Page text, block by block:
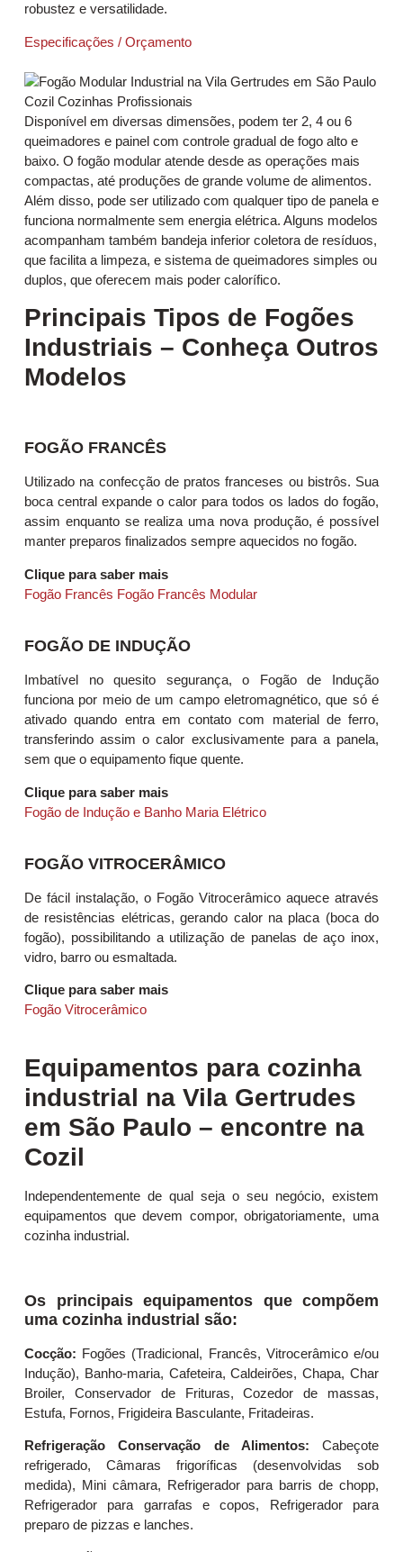
robustez e versatilidade.
Especificações / Orçamento
Disponível em diversas dimensões, podem ter 2, 4 ou 6
queimadores e painel com controle gradual de fogo alto e
baixo. O fogão modular atende desde as operações mais
compactas, até produções de grande volume de alimentos.
Além disso, pode ser utilizado com qualquer tipo de panela e
funciona normalmente sem energia elétrica. Alguns modelos
acompanham também bandeja inferior coletora de resíduos,
que facilita a limpeza, e sistema de queimadores simples ou
duplos, que oferecem mais poder calorífico.
Principais Tipos de Fogões
Industriais – Conheça Outros
Modelos
FOGÃO FRANCÊS
Utilizado na confecção de pratos franceses ou bistrôs. Sua
boca central expande o calor para todos os lados do fogão,
assim enquanto se realiza uma nova produção, é possível
manter preparos finalizados sempre aquecidos no fogão.
Clique para saber mais
Fogão Francês Fogão Francês Modular
FOGÃO DE INDUÇÃO
Imbatível no quesito segurança, o Fogão de Indução
funciona por meio de um campo eletromagnético, que só é
ativado quando entra em contato com material de ferro,
transferindo assim o calor exclusivamente para a panela,
sem que o equipamento fique quente.
Clique para saber mais
Fogão de Indução e Banho Maria Elétrico
FOGÃO VITROCERÂMICO
De fácil instalação, o Fogão Vitrocerâmico aquece através
de resistências elétricas, gerando calor na placa (boca do
fogão), possibilitando a utilização de panelas de aço inox,
vidro, barro ou esmaltada.
Clique para saber mais
Fogão Vitrocerâmico
Equipamentos para cozinha
industrial na Vila Gertrudes
em São Paulo – encontre na
Cozil
Independentemente de qual seja o seu negócio, existem
equipamentos que devem compor, obrigatoriamente, uma
cozinha industrial.
Os principais equipamentos que compõem
uma cozinha industrial são:
Cocção: Fogões (Tradicional, Francês, Vitrocerâmico e/ou
Indução), Banho-maria, Cafeteira, Caldeirões, Chapa, Char
Broiler, Conservador de Frituras, Cozedor de massas,
Estufa, Fornos, Frigideira Basculante, Fritadeiras.
Refrigeração Conservação de Alimentos: Cabeçote
refrigerado, Câmaras frigoríficas (desenvolvidas sob
medida), Mini câmara, Refrigerador para barris de chopp,
Refrigerador para garrafas e copos, Refrigerador para
preparo de pizzas e lanches.